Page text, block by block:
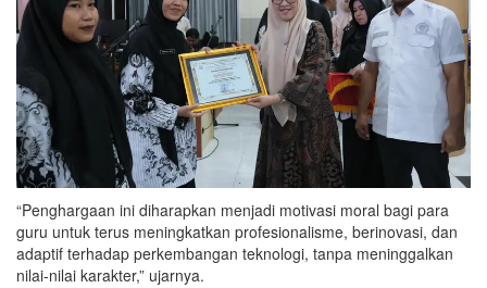
“Penghargaan ini diharapkan menjadi motivasi moral bagi para
guru untuk terus meningkatkan profesionalisme, berinovasi, dan
adaptif terhadap perkembangan teknologi, tanpa meninggalkan
nilai-nilai karakter,” ujarnya.